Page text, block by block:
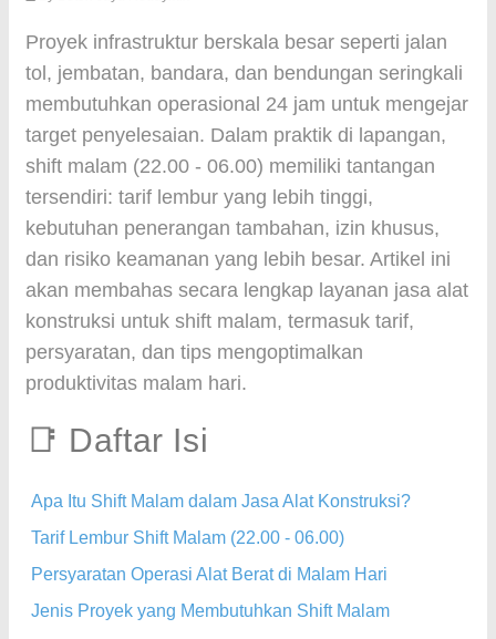
Proyek infrastruktur berskala besar seperti jalan
tol, jembatan, bandara, dan bendungan seringkali
membutuhkan operasional 24 jam untuk mengejar
target penyelesaian. Dalam praktik di lapangan,
shift malam (22.00 - 06.00) memiliki tantangan
tersendiri: tarif lembur yang lebih tinggi,
kebutuhan penerangan tambahan, izin khusus,
dan risiko keamanan yang lebih besar. Artikel ini
akan membahas secara lengkap layanan jasa alat
konstruksi untuk shift malam, termasuk tarif,
persyaratan, dan tips mengoptimalkan
produktivitas malam hari.
📑 Daftar Isi
Apa Itu Shift Malam dalam Jasa Alat Konstruksi?
Tarif Lembur Shift Malam (22.00 - 06.00)
Persyaratan Operasi Alat Berat di Malam Hari
Jenis Proyek yang Membutuhkan Shift Malam